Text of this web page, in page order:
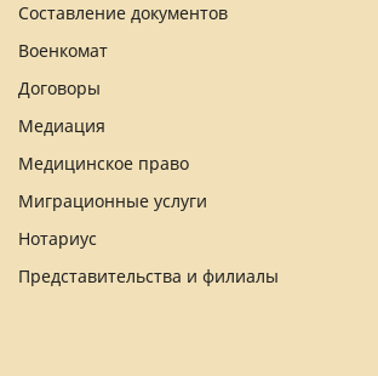
Составление документов
Военкомат
Договоры
Медиация
Медицинское право
Миграционные услуги
Нотариус
Представительства и филиалы